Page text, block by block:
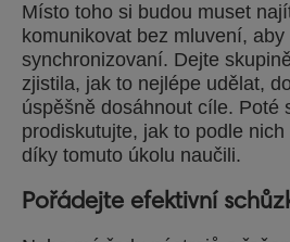
Místo toho si budou muset
komunikovat bez mluvení,
synchronizovaní. Dejte
zjistila, jak to nejlépe udělat,
úspěšně dosáhnout cíle. Poté
prodiskutujte, jak to podle
díky tomuto úkolu naučili.
Pořádejte efektivní